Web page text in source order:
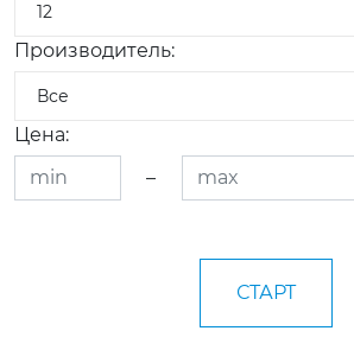
12
Производитель:
Все
Цена:
–